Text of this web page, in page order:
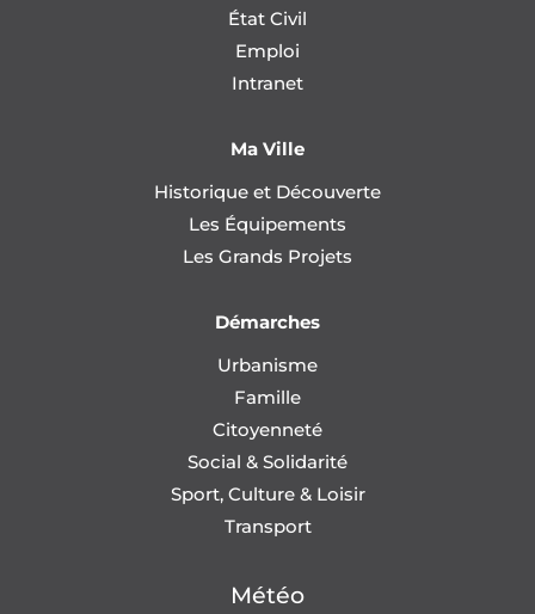
État Civil
Emploi
Intranet
Ma Ville
Historique et Découverte
Les Équipements
Les Grands Projets
Démarches
Urbanisme
Famille
Citoyenneté
Social & Solidarité
Sport, Culture & Loisir
Transport
Météo